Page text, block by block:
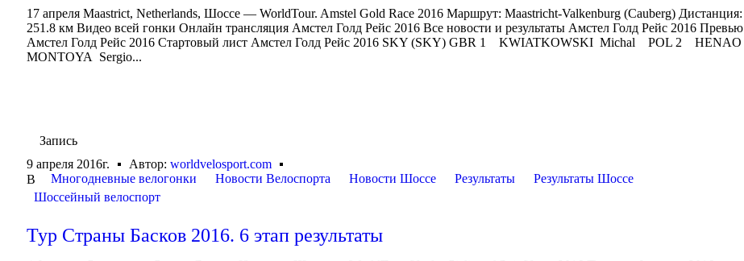
17 апреля Maastrict, Netherlands, Шоссе — WorldTour. Amstel Gold Race 2016 Маршрут: Maastricht-Valkenburg (Cauberg) Дистанция:
251.8 км Видео всей гонки Онлайн трансляция Амстел Голд Рейс 2016 Все новости и результаты Амстел Голд Рейс 2016 Превью
Амстел Голд Рейс 2016 Стартовый лист Амстел Голд Рейс 2016 SKY (SKY) GBR 1 KWIATKOWSKI Michal POL 2 HENAO
MONTOYA Sergio...
Запись
9 апреля 2016г.
Автор:worldvelosport.com
В
Многодневные велогонки Новости Велоспорта Новости Шоссе Результаты
Результаты Шоссе
Шоссейный велоспорт
Тур Страны Басков 2016. 6 этап результаты